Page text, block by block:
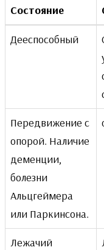
Состояние
Дееспособный
Передвижение с
опорой. Наличие
деменции,
болезни
Альцгеймера
или Паркинсона.
Лежачий